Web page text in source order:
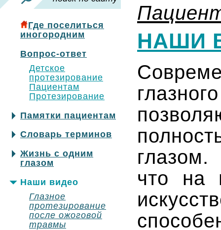
Где поселиться
иногородним
Вопрос-ответ
Детское
протезирование
Пациентам
Протезирование
Памятки пациентам
Словарь терминов
Жизнь с одним
глазом
Наши видео
Глазное
протезирование
после ожоговой
травмы
НАШИ
глазом.
что на